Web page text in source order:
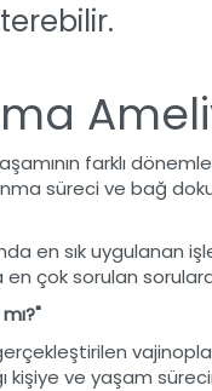
farklı
süreci ve bağ
en sık uygulanan
en çok sorulan
kişiye ve yaşam